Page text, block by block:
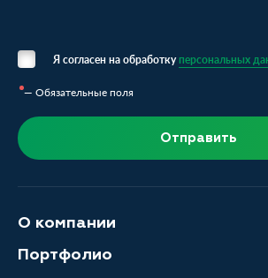
Я согласен на обработкуперсональных
— Обязательные поля
Отправить
О компании
Портфолио